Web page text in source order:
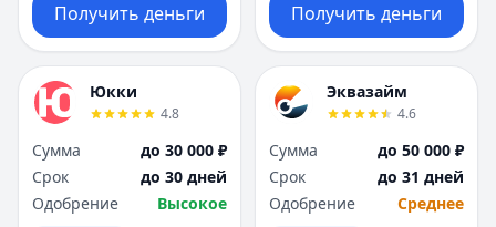
Получить деньги Получить деньги
Юкки
4.8
Сумма
до 30 000 ₽
Срок
до 30 дней
Одобрение
Высокое
Эквазайм
4.6
Сумма
до 50 000 ₽
Срок
до 31 дней
Одобрение
Среднее